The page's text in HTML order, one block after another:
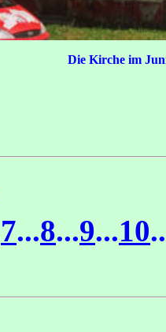
Die Kirche im
7...8...9...10